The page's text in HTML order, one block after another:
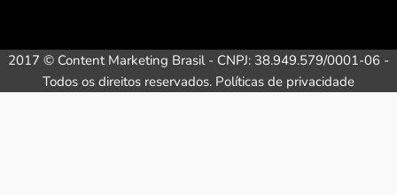
2017 © Content Marketing Brasil - CNPJ: 38.949.579/0001-06 -
Todos os direitos reservados. Políticas de privacidade